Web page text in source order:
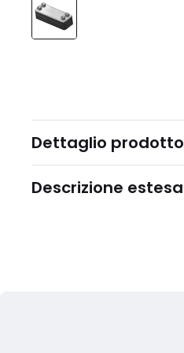
Dettaglio prodotto
Descrizione estesa